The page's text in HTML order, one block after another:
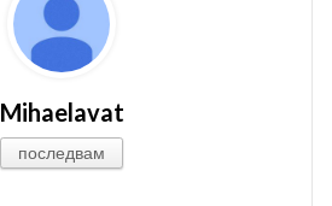
Mihaelavat
последвам